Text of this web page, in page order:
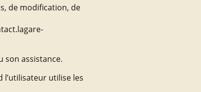
de modification, de
son assistance.
l’utilisateur utilise les